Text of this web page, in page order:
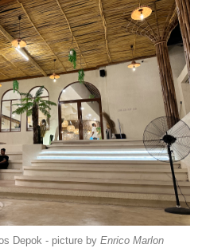
Depok - picture by Enrico Marlon